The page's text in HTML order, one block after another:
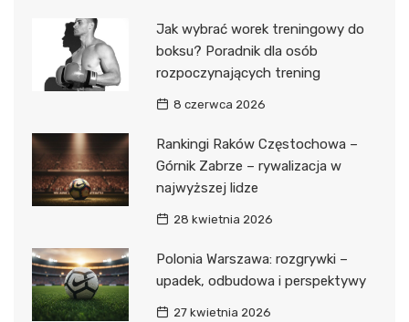
Jak wybrać worek treningowy do
boksu? Poradnik dla osób
rozpoczynających trening
8 czerwca 2026
Rankingi Raków Częstochowa –
Górnik Zabrze – rywalizacja w
najwyższej lidze
28 kwietnia 2026
Polonia Warszawa: rozgrywki –
upadek, odbudowa i perspektywy
27 kwietnia 2026